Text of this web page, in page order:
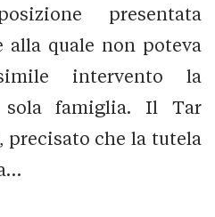
presentata
alla quale non poteva
intervento la
famiglia. Il Tar
precisato che la tutela